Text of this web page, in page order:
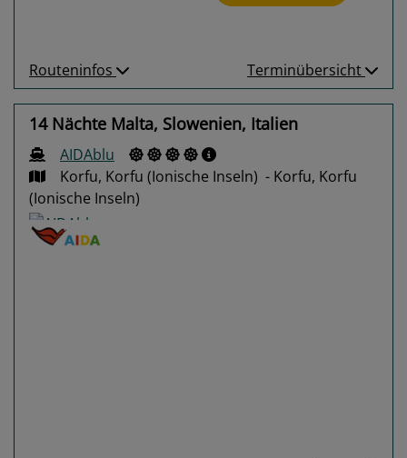
Routeninfos Terminübersicht
14 Nächte Malta, Slowenien, Italien
AIDAblu
Korfu, Korfu (Ionische Inseln) - Korfu, Korfu
(Ionische Inseln)